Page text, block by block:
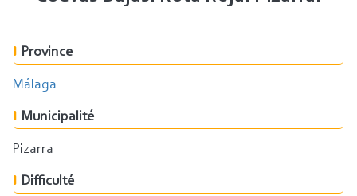
Province
Málaga
Municipalité
Pizarra
Difficulté